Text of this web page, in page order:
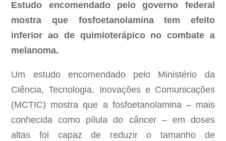
Estudo encomendado pelo governo federal
mostra que fosfoetanolamina tem efeito
inferior ao de quimioterápico no combate a
melanoma.
Um estudo encomendado pelo Ministério da
Ciência, Tecnologia, Inovações e Comunicações
(MCTIC) mostra que a fosfoetanolamina – mais
conhecida como pílula do câncer – em doses
altas foi capaz de reduzir o tamanho de